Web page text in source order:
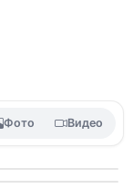
Фото Видео